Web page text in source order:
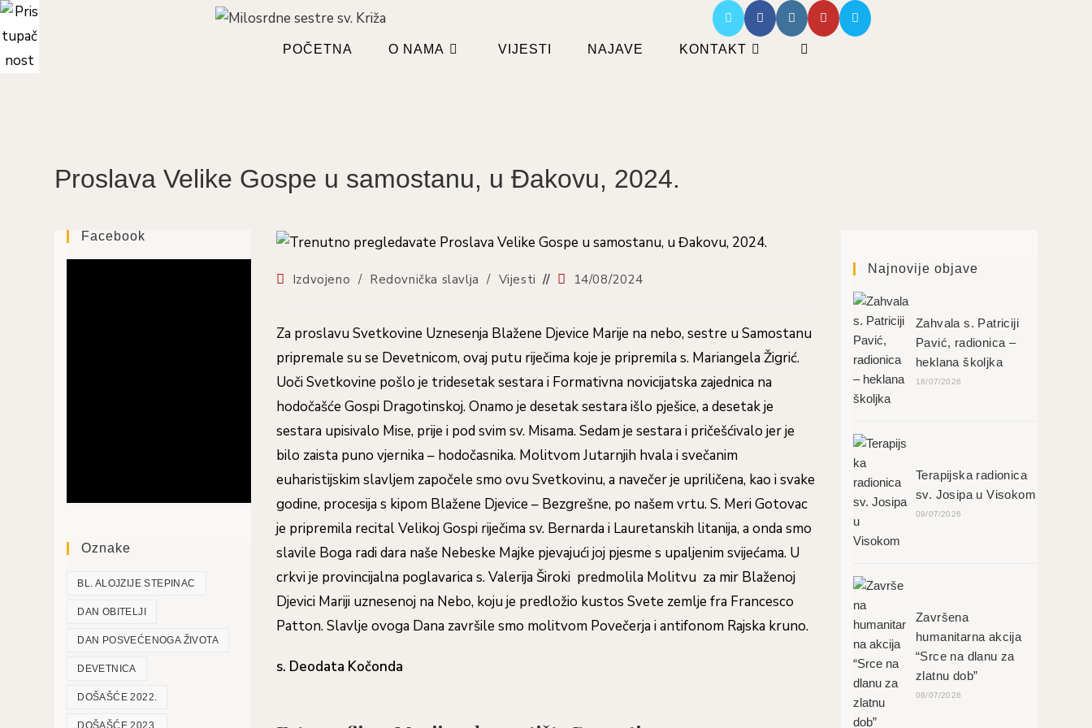
Preskoči
na
POČETNA O NAMA VIJESTI NAJAVE KONTAKT
UKLJUČI/ISKLJUČI
Proslava Velike Gospe u samostanu, u Đakovu, 2024.
Kategorija
Izdvojeno / Redovnička slavlja / Vijesti
Objava
14/08/2024
Za proslavu Svetkovine Uznesenja Blažene Djevice Marije na nebo, sestre u Samostanu
pripremale su se Devetnicom, ovaj putu riječima koje je pripremila s. Mariangela Žigrić.
Uoči Svetkovine pošlo je tridesetak sestara i Formativna novicijatska zajednica na
hodočašće Gospi Dragotinskoj. Onamo je desetak sestara išlo pješice, a desetak je
sestara upisivalo Mise, prije i pod svim sv. Misama. Sedam je sestara i pričešćivalo jer je
bilo zaista puno vjernika – hodočasnika. Molitvom Jutarnjih hvala i svečanim
euharistijskim slavljem započele smo ovu Svetkovinu, a navečer je upriličena, kao i svake
godine, procesija s kipom Blažene Djevice – Bezgrešne, po našem vrtu. S. Meri Gotovac
je pripremila recital Velikoj Gospi riječima sv. Bernarda i Lauretanskih litanija, a onda smo
slavile Boga radi dara naše Nebeske Majke pjevajući joj pjesme s upaljenim svijećama. U
crkvi je provincijalna poglavarica s. Valerija Široki predmolila Molitvu za mir Blaženoj
Djevici Mariji uznesenoj na Nebo, koju je predložio kustos Svete zemlje fra Francesco
Patton. Slavlje ovoga Dana završile smo molitvom Povečerja i antifonom Rajska kruno.
s. Deodata Kočonda
Facebook
Oznake
BL. ALOJZIJE STEPINAC
DAN OBITELJI
DAN POSVEĆENOGA ŽIVOTA
DEVETNICA
DOŠAŠĆE 2022.
DOŠAŠĆE 2023.
Najnovije objave
Zahvala s. Patriciji
Pavić, radionica –
heklana školjka
18/07/2026
Terapijska radionica
sv. Josipa u Visokom
09/07/2026
Završena
humanitarna akcija
“Srce na dlanu za
zlatnu dob”
08/07/2026